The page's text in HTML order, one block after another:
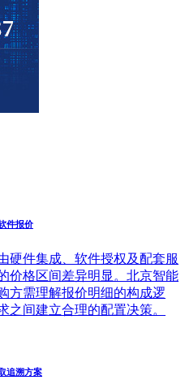
件报价
硬件集成、软件授权及配套服
价格区间差异明显。北京智能
方需理解报价明细的构成逻
之间建立合理的配置决策。
追溯方案